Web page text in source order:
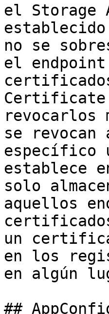
el Storage
no se
el
certificados
Certificate
revocarlos
se revocan
establece
solo
aquellos
un
en los
en algún
##